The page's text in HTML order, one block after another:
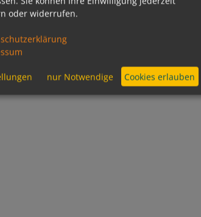
oder widerrufen.
nur Notwendige Cookies erlauben